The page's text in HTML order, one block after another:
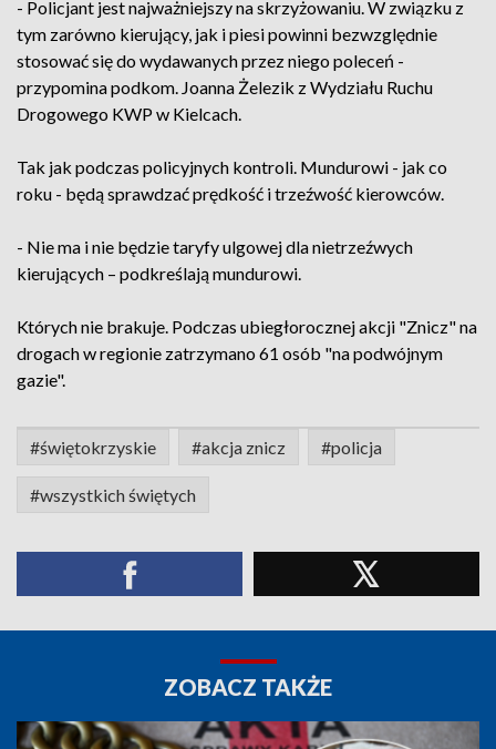
- Policjant jest najważniejszy na skrzyżowaniu. W związku z
tym zarówno kierujący, jak i piesi powinni bezwzględnie
stosować się do wydawanych przez niego poleceń -
przypomina podkom. Joanna Żelezik z Wydziału Ruchu
Drogowego KWP w Kielcach.
Tak jak podczas policyjnych kontroli. Mundurowi - jak co
roku - będą sprawdzać prędkość i trzeźwość kierowców.
- Nie ma i nie będzie taryfy ulgowej dla nietrzeźwych
kierujących – podkreślają mundurowi.
Których nie brakuje. Podczas ubiegłorocznej akcji "Znicz" na
drogach w regionie zatrzymano 61 osób "na podwójnym
gazie".
#świętokrzyskie #akcja znicz #policja
#wszystkich świętych
ZOBACZ TAKŻE